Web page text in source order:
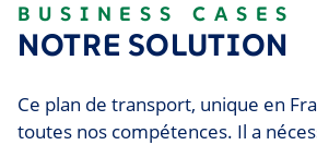
BUSINESS CASES
NOTRE SOLUTION
Ce plan de transport, unique en
toutes nos compétences. Il a